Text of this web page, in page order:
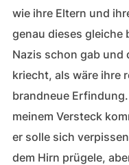
wie ihre Eltern und
genau dieses gleiche
Nazis schon gab und
kriecht, als wäre ihre
brandneue
meinem Versteck
er solle sich
dem Hirn prügele,